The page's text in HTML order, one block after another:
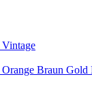
Vintage
Orange Braun Gold